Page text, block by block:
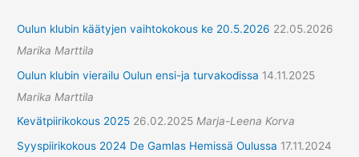
Oulun klubin käätyjen vaihtokokous ke 20.5.2026 22.05.2026
Marika Marttila
Oulun klubin vierailu Oulun ensi-ja turvakodissa 14.11.2025
Marika Marttila
Kevätpiirikokous 2025 26.02.2025 Marja-Leena Korva
Syyspiirikokous 2024 De Gamlas Hemissä Oulussa 17.11.2024